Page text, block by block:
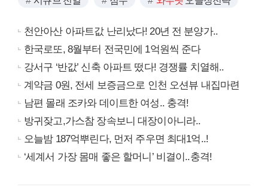
천안아산 아파트값 난리났다! 20년 전 분양가..
한국로또, 8월부터 전국민에 1억원씩 준다
강서구 ‘반값’ 신축 아파트 떴다! 경쟁률 치열해..
계약금 0원, 전세 보증금으로 인천 오션뷰 내집마련
남편 몰래 조카와 데이트한 여성.. 충격!
방귀잦고,가스참 장속보니 대장이아니라..
오늘밤 187억뿌린다, 먼저 주우면 최대1억..!
‘세계서 가장 몸매 좋은 할머니’ 비결이..충격!